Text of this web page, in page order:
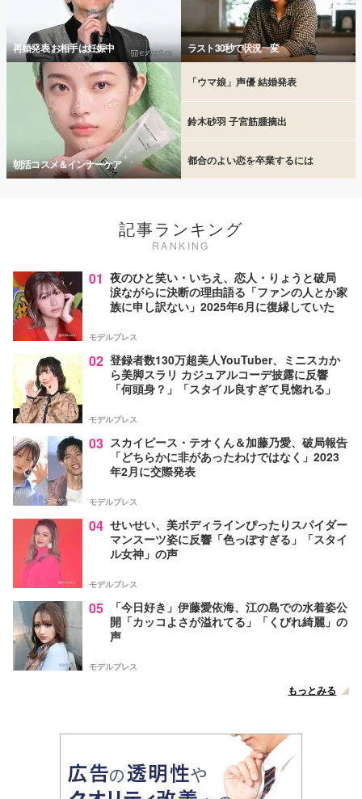
再婚発表 お相手は妊娠中 ラスト30秒で状況一変
朝活コスメ＆インナーケア
「ウマ娘」声優 結婚発表
鈴木砂羽 子宮筋腫摘出
都合のよい恋を卒業するには
記事ランキング
RANKING
01 夜のひと笑い・いちえ、恋人・りょうと破局
涙ながらに決断の理由語る「ファンの人とか家
族に申し訳ない」2025年6月に復縁していた
モデルプレス
02 登録者数130万超美人YouTuber、ミニスカか
ら美脚スラリ カジュアルコーデ披露に反響
「何頭身？」「スタイル良すぎて見惚れる」
モデルプレス
03 スカイピース・テオくん＆加藤乃愛、破局報告
「どちらかに非があったわけではなく」2023
年2月に交際発表
モデルプレス
04 せいせい、美ボディラインぴったりスパイダー
マンスーツ姿に反響「色っぽすぎる」「スタイ
ル女神」の声
モデルプレス
05
「今日好き」伊藤愛依海、江の島での水着姿公
開「カッコよさが溢れてる」「くびれ綺麗」の
声
モデルプレス
もっとみる